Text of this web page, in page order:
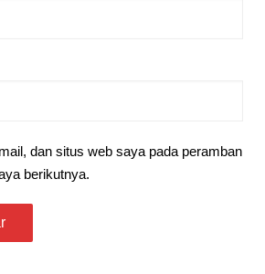
dan situs web saya pada peramban
berikutnya.